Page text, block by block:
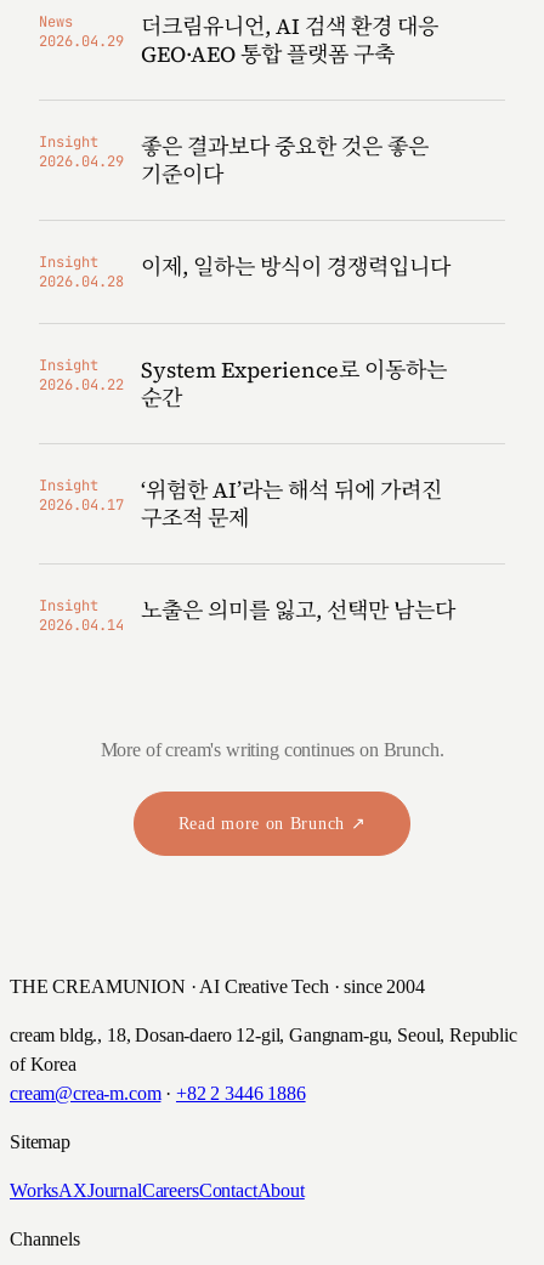
News
2026.04.29
더크림유니언, AI 검색 환경 대응
GEO·AEO 통합 플랫폼 구축
Insight
2026.04.29
좋은 결과보다 중요한 것은 좋은
기준이다
Insight
2026.04.28
이제, 일하는 방식이 경쟁력입니다
Insight
2026.04.22
System Experience로 이동하는
순간
Insight
2026.04.17
‘위험한 AI’라는 해석 뒤에 가려진
구조적 문제
Insight
2026.04.14
노출은 의미를 잃고, 선택만 남는다
More of cream's writing continues on Brunch.
Read more on Brunch ↗
THE CREAMUNION · AI Creative Tech · since 2004
cream bldg., 18, Dosan-daero 12-gil, Gangnam-gu, Seoul, Republic
of Korea
cream@crea-m.com· +82 2 3446 1886
Sitemap
WorksAXJournalCareersContactAbout
Channels